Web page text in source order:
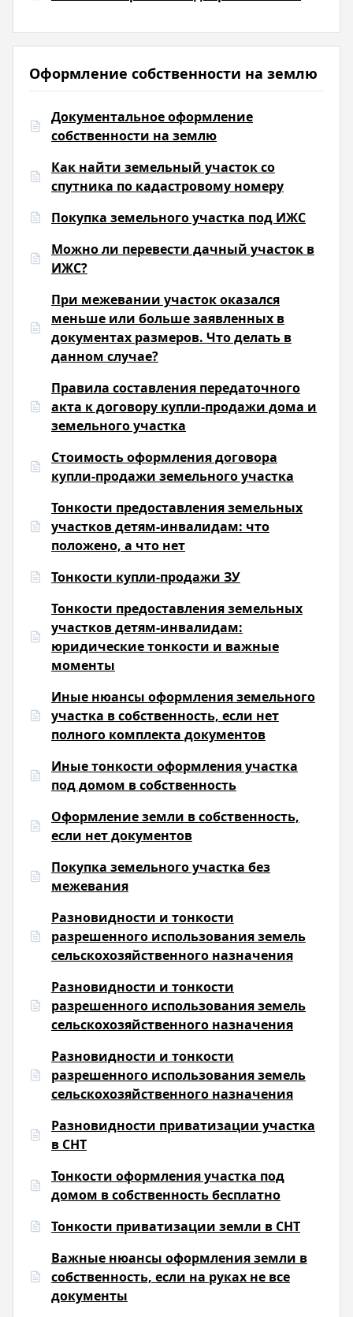
Оформление собственности на землю
Документальное оформление
собственности на землю
Как найти земельный участок со
спутника по кадастровому номеру
Покупка земельного участка под ИЖС
Можно ли перевести дачный участок в
ИЖС?
При межевании участок оказался
меньше или больше заявленных в
документах размеров. Что делать в
данном случае?
Правила составления передаточного
акта к договору купли-продажи дома и
земельного участка
Стоимость оформления договора
купли-продажи земельного участка
Тонкости предоставления земельных
участков детям-инвалидам: что
положено, а что нет
Тонкости купли-продажи ЗУ
Тонкости предоставления земельных
участков детям-инвалидам:
юридические тонкости и важные
моменты
Иные нюансы оформления земельного
участка в собственность, если нет
полного комплекта документов
Иные тонкости оформления участка
под домом в собственность
Оформление земли в собственность,
если нет документов
Покупка земельного участка без
межевания
Разновидности и тонкости
разрешенного использования земель
сельскохозяйственного назначения
Разновидности и тонкости
разрешенного использования земель
сельскохозяйственного назначения
Разновидности и тонкости
разрешенного использования земель
сельскохозяйственного назначения
Разновидности приватизации участка
в СНТ
Тонкости оформления участка под
домом в собственность бесплатно
Тонкости приватизации земли в СНТ
Важные нюансы оформления земли в
собственность, если на руках не все
документы